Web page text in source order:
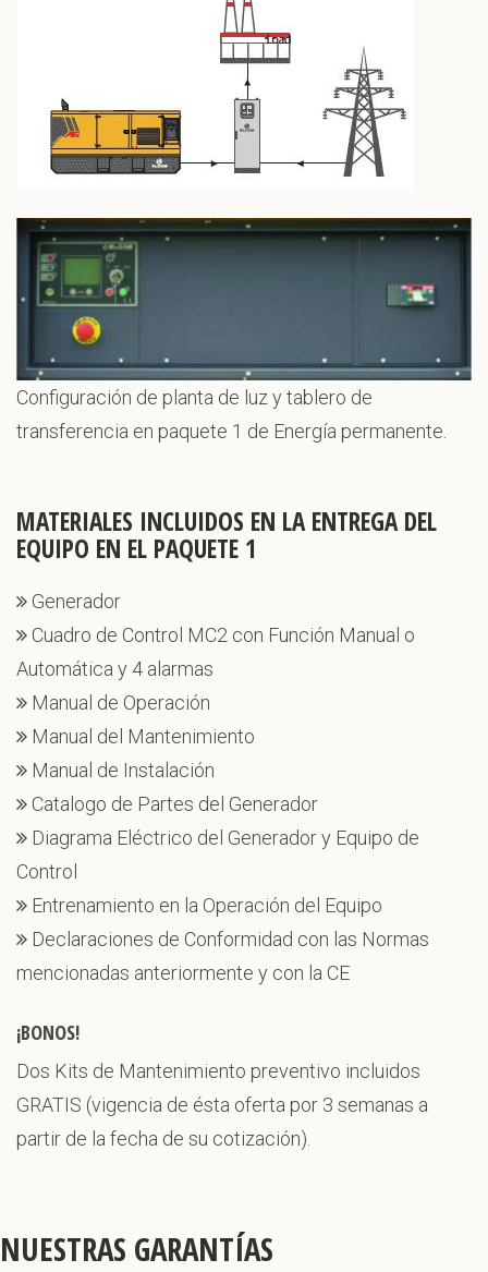
Configuración de planta de luz y tablero de
transferencia en paquete 1 de Energía permanente.
MATERIALES INCLUIDOS EN LA ENTREGA DEL
EQUIPO EN EL PAQUETE 1
Generador
Cuadro de Control MC2 con Función Manual o
Automática y 4 alarmas
Manual de Operación
Manual del Mantenimiento
Manual de Instalación
Catalogo de Partes del Generador
Diagrama Eléctrico del Generador y Equipo de
Control
Entrenamiento en la Operación del Equipo
Declaraciones de Conformidad con las Normas
mencionadas anteriormente y con la CE
¡BONOS!
Dos Kits de Mantenimiento preventivo incluidos
GRATIS (vigencia de ésta oferta por 3 semanas a
partir de la fecha de su cotización).
NUESTRAS GARANTÍAS